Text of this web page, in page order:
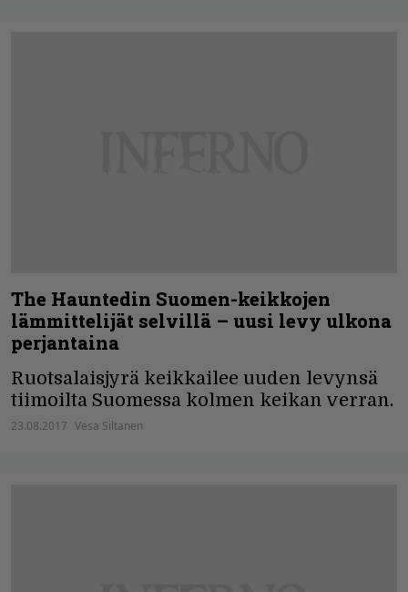
The Hauntedin Suomen-keikkojen
lämmittelijät selvillä – uusi levy ulkona
perjantaina
Ruotsalaisjyrä keikkailee uuden levynsä
tiimoilta Suomessa kolmen keikan verran.
23.08.2017 Vesa Siltanen